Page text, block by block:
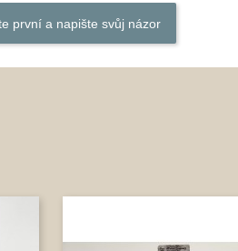
první a napište svůj názor